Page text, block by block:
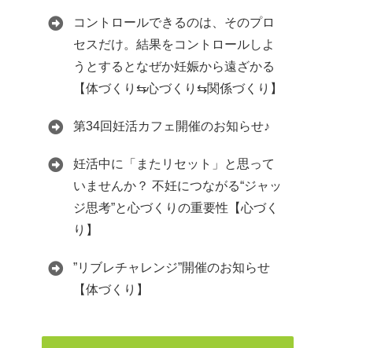
コントロールできるのは、そのプロ
セスだけ。結果をコントロールしよ
うとするとなぜか妊娠から遠ざかる
【体づくり⇆心づくり⇆関係づくり】
第34回妊活カフェ開催のお知らせ♪
妊活中に「またリセット」と思って
いませんか？ 不妊につながる“ジャッ
ジ思考”と心づくりの重要性【心づく
り】
”リブレチャレンジ”開催のお知らせ
【体づくり】